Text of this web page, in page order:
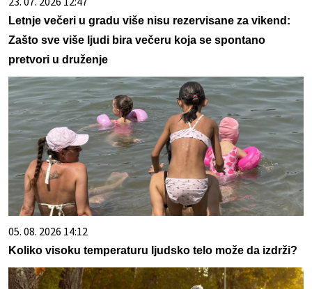
Letnje večeri u gradu više nisu rezervisane za vikend:
Zašto sve više ljudi bira večeru koja se spontano
pretvori u druženje
05. 08. 2026 14:12
Koliko visoku temperaturu ljudsko telo može da izdrži?